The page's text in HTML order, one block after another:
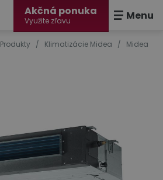
Akčná ponuka
Využite zľavu Menu
Produkty / Klimatizácie Midea /
Midea